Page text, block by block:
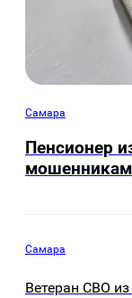
Самара
Пенсионер
Самара
Ветеран СВО